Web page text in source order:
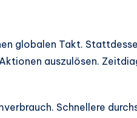
globalen Takt.
auszulösen.
Schnellere